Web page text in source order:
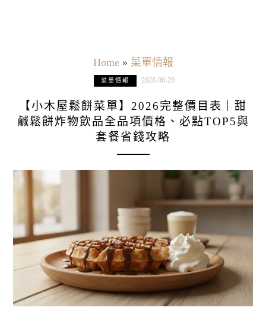
Home» 菜單情報
菜單情報 2026-06-20
【小木屋鬆餅菜單】2026完整價目表｜甜
鹹鬆餅炸物飲品全品項價格、必點TOP5與
套餐省錢攻略